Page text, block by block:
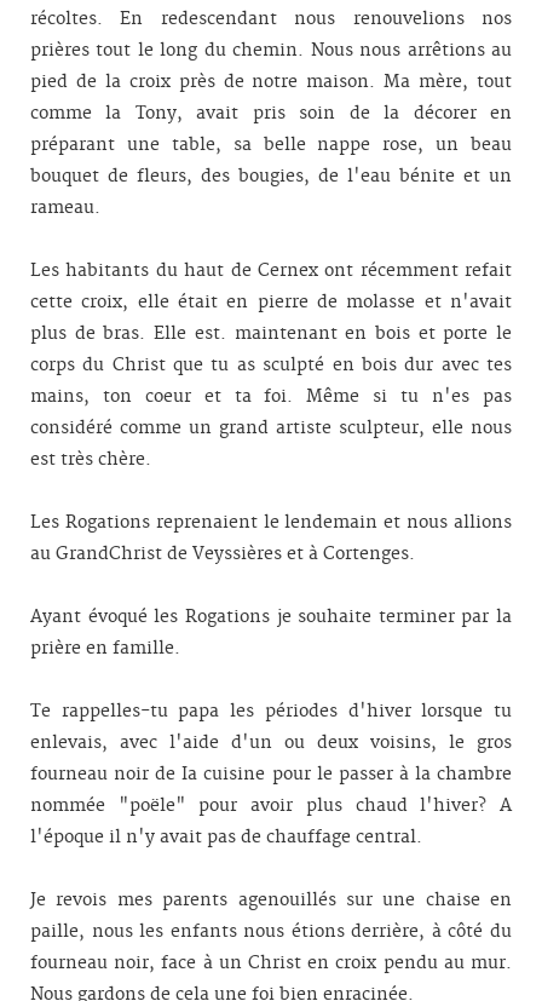
récoltes. En redescendant nous renouvelions nos
prières tout le long du chemin. Nous nous arrêtions au
pied de la croix près de notre maison. Ma mère, tout
comme la Tony, avait pris soin de la décorer en
préparant une table, sa belle nappe rose, un beau
bouquet de fleurs, des bougies, de l'eau bénite et un
rameau.
Les habitants du haut de Cernex ont récemment refait
cette croix, elle était en pierre de molasse et n'avait
plus de bras. Elle est. maintenant en bois et porte le
corps du Christ que tu as sculpté en bois dur avec tes
mains, ton coeur et ta foi. Même si tu n'es pas
considéré comme un grand artiste sculpteur, elle nous
est très chère.
Les Rogations reprenaient le lendemain et nous allions
au Grand­Christ de Veyssières et à Cortenges.
Ayant évoqué les Rogations je souhaite terminer par la
prière en famille.
Te rappelles-tu papa les périodes d'hiver lorsque tu
enlevais, avec l'aide d'un ou deux voisins, le gros
fourneau noir de Ia cuisine pour le passer à la chambre
nommée "poële" pour avoir plus chaud l'hiver? A
l'époque il n'y avait pas de chauffage central.
Je revois mes parents agenouillés sur une chaise en
paille, nous les enfants nous étions derrière, à côté du
fourneau noir, face à un Christ en croix pendu au mur.
Nous gardons de cela une foi bien enracinée.